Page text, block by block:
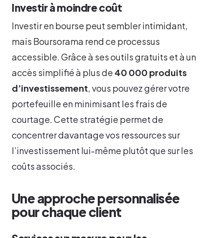
Investir à moindre coût
Investir en bourse peut sembler intimidant,
mais Boursorama rend ce processus
accessible. Grâce à ses outils gratuits et à un
accès simplifié à plus de 40 000 produits
d’investissement, vous pouvez gérer votre
portefeuille en minimisant les frais de
courtage. Cette stratégie permet de
concentrer davantage vos ressources sur
l’investissement lui-même plutôt que sur les
coûts associés.
Une approche personnalisée
pour chaque client